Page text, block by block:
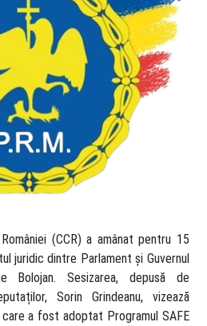
(CCR) a amânat pentru 15
juridic dintre Parlament și Guvernul
Bolojan. Sesizarea, depusă de
Sorin Grindeanu, vizează
a fost adoptat Programul SAFE